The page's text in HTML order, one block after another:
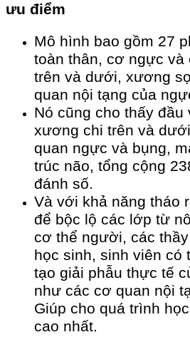
ưu điểm
Mô hình bao gồm 27
toàn thân, cơ ngực và
trên và dưới, xương
quan nội tạng của
Nó cũng cho thấy đầu
xương chi trên và
quan ngực và bụng,
trúc não, tổng cộng
đánh số.
Và với khả năng tháo
để bộc lộ các lớp từ
cơ thể người, các
học sinh, sinh viên có
tạo giải phẫu thực tế
như các cơ quan nội
Giúp cho quá trình
cao nhất.